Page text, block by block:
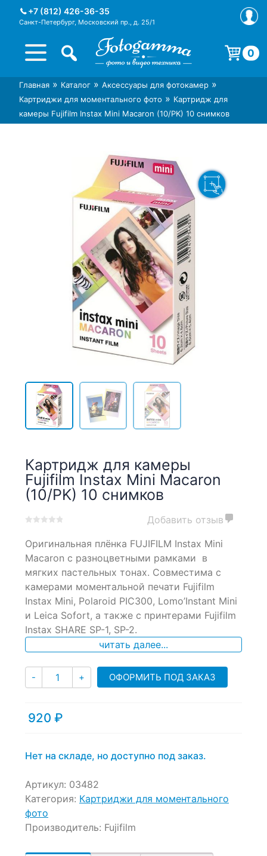
+7 (812) 426-36-35
Санкт-Петербург, Московский пр., д. 25/1
Интернет-магазин фототехники
Foto-Gamma в СПб
Магазин фотоаксессуаров foto-
gamma.ru
0
Корзина пуста.
Главная » Каталог » Аксессуары для фотокамер »
Картриджи для моментального фото » Картридж для
камеры Fujifilm Instax Mini Macaron (10/PK) 10 снимков
Картридж для камеры
Fujifilm Instax Mini Macaron
(10/PK) 10 снимков
out
on
customer
ratings
Добавить отзыв
Оригинальная плёнка FUJIFILM Instax Mini
Macaron с разноцветными рамками в
мягких пастельных тонах. Совместима с
камерами моментальной печати Fujifilm
Instax Mini, Polaroid PIC300, Lomo’Instant Mini
и Leica Sofort, а также с принтерами Fujifilm
Instax SHARE SP-1, SP-2.
читать далее...
- Количество
+ ОФОРМИТЬ ПОД ЗАКАЗ
920 ₽
Нет на складе, но доступно под заказ.
Артикул: 03482
Категория: Картриджи для моментального
фото
Производитель: Fujifilm